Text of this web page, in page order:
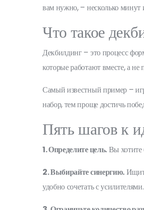
вам нужно, – несколько минут
Что такое
Декбилдинг – это процесс
которые работают вместе, а
Самый известный пример –
набор, тем проще достичь
Пять шагов к
1. Определите цель.Вы хотите
2. Выбирайте синергию.
удобно сочетать с усилителями.